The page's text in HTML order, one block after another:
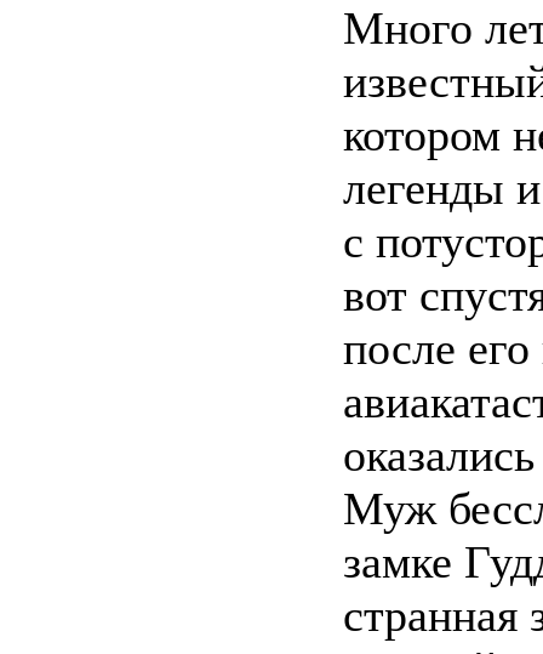
Много
котором
легенды
с
вот
после
Муж
замке
странная